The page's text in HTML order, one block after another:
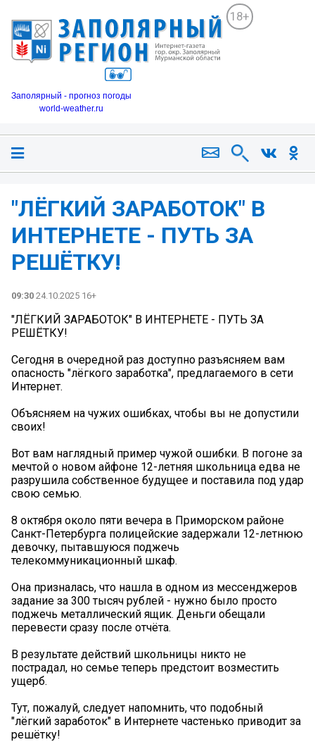
18+
Заполярный - прогноз погоды
world-weather.ru
️️"ЛЁГКИЙ ЗАРАБОТОК" В
ИНТЕРНЕТЕ - ПУТЬ ЗА
РЕШЁТКУ!
09:30 24.10.2025 16+
️️"ЛЁГКИЙ ЗАРАБОТОК" В ИНТЕРНЕТЕ - ПУТЬ ЗА
РЕШЁТКУ!
Сегодня в очередной раз доступно разъясняем вам
опасность "лёгкого заработка", предлагаемого в сети
Интернет.
Объясняем на чужих ошибках, чтобы вы не допустили
своих!
Вот вам наглядный пример чужой ошибки. В погоне за
мечтой о новом айфоне 12-летняя школьница едва не
разрушила собственное будущее и поставила под удар
свою семью.
8 октября около пяти вечера в Приморском районе
Санкт-Петербурга полицейские задержали 12-летнюю
девочку, пытавшуюся поджечь
телекоммуникационный шкаф.
Она призналась, что нашла в одном из мессенджеров
задание за 300 тысяч рублей - нужно было просто
поджечь металлический ящик. Деньги обещали
перевести сразу после отчёта.
В результате действий школьницы никто не
пострадал, но семье теперь предстоит возместить
ущерб.
Тут, пожалуй, следует напомнить, что подобный
"лёгкий заработок" в Интернете частенько приводит за
решётку!